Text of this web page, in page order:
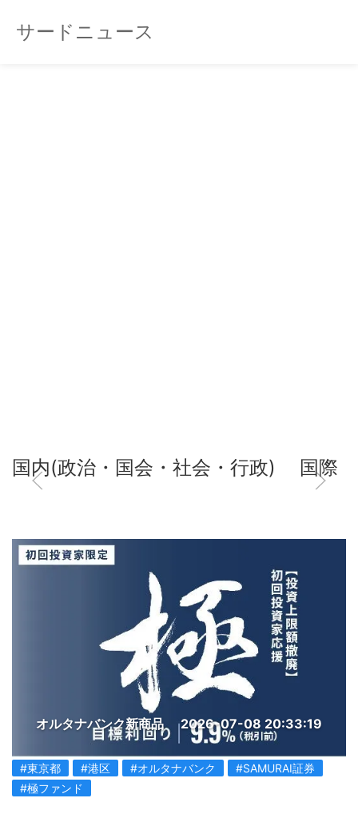
サードニュース
国内(政治・国会・社会・行政) 国際
オルタナバンク新商品 2026-07-08 20:33:19
#東京都 #港区 #オルタナバンク
#SAMURAI証券
#極ファンド